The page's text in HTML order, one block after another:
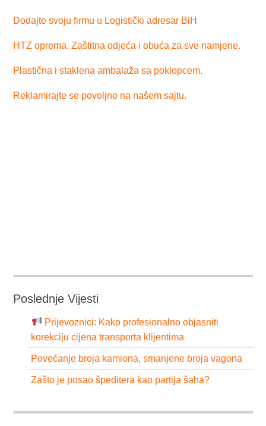
Dodajte svoju firmu u Logistički adresar BiH
HTZ oprema. Zaštitna odjeća i obuća za sve namjene.
Plastična i staklena ambalaža sa poklopcem.
Reklamirajte se povoljno na našem sajtu.
Poslednje Vijesti
Prijevoznici: Kako profesionalno objasniti
korekciju cijena transporta klijentima
Povećanje broja kamiona, smanjene broja vagona
Zašto je posao špeditera kao partija šaha?